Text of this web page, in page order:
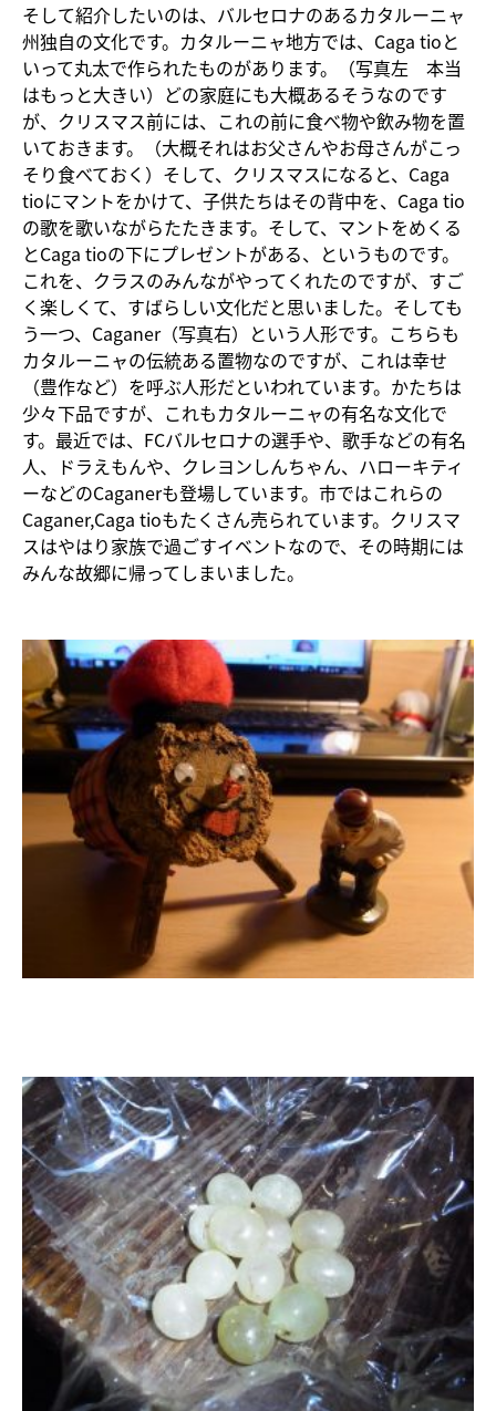
そして紹介したいのは、バルセロナのあるカタルーニャ
州独自の文化です。カタルーニャ地方では、Caga tioと
いって丸太で作られたものがあります。（写真左 本当
はもっと大きい）どの家庭にも大概あるそうなのです
が、クリスマス前には、これの前に食べ物や飲み物を置
いておきます。（大概それはお父さんやお母さんがこっ
そり食べておく）そして、クリスマスになると、Caga
tioにマントをかけて、子供たちはその背中を、Caga tio
の歌を歌いながらたたきます。そして、マントをめくる
とCaga tioの下にプレゼントがある、というものです。
これを、クラスのみんながやってくれたのですが、すご
く楽しくて、すばらしい文化だと思いました。そしても
う一つ、Caganer（写真右）という人形です。こちらも
カタルーニャの伝統ある置物なのですが、これは幸せ
（豊作など）を呼ぶ人形だといわれています。かたちは
少々下品ですが、これもカタルーニャの有名な文化で
す。最近では、FCバルセロナの選手や、歌手などの有名
人、ドラえもんや、クレヨンしんちゃん、ハローキティ
ーなどのCaganerも登場しています。市ではこれらの
Caganer,Caga tioもたくさん売られています。クリスマ
スはやはり家族で過ごすイベントなので、その時期には
みんな故郷に帰ってしまいました。